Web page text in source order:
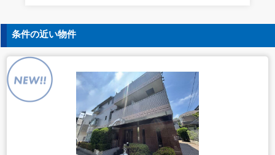
5. 個人情報の開示等の請求
ご本人様は、当社に対してご自身の個人情報の開示等（利
用目的の通知、開示、内容の訂正・追加・削除、利用の停
止または消去、第三者への提供の停止）に関して、下記の
当社問合わせ窓口に申し出ることができます。その際、当
社はお客様ご本人を確認させていただいたうえで、合理的
な間内に対応いたします。
【お問合せ窓口】
株式会社バレッグス 個人情報問合せ窓口
住所 東京都目黒区鷹番2-5-21
電話 03-3794-1115
条件の近い物件